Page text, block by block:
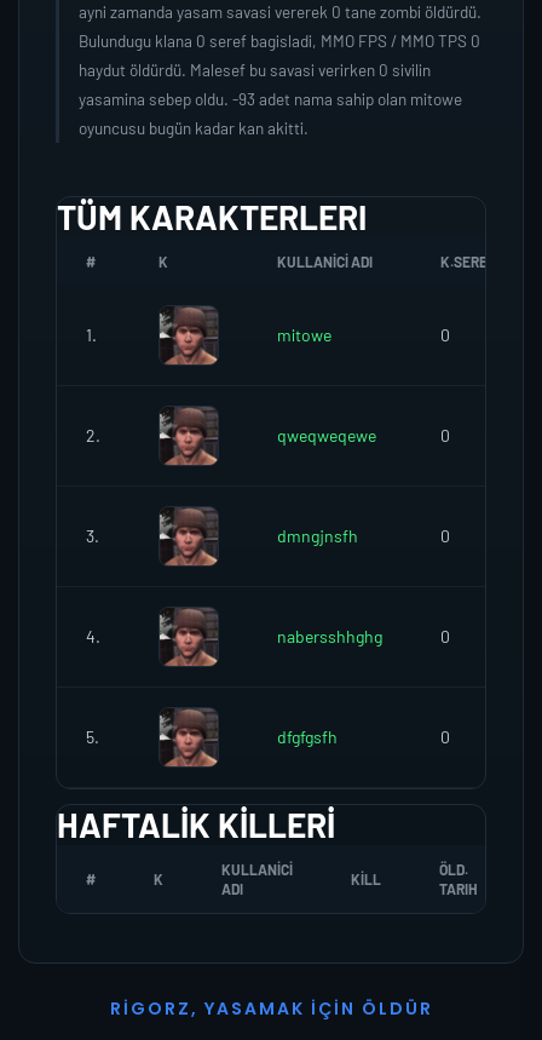
ayni zamanda yasam savasi vererek 0 tane zombi öldürdü.
Bulundugu klana 0 seref bagisladi, MMO FPS / MMO TPS 0
haydut öldürdü. Malesef bu savasi verirken 0 sivilin
yasamina sebep oldu. -93 adet nama sahip olan mitowe
oyuncusu bugün kadar kan akitti.
TÜM KARAKTERLERI
# K KULLANICI ADI K.SEREFI
1. mitowe 0
2. qweqweqewe 0
3. dmngjnsfh 0
4. nabersshhghg 0
5. dfgfgsfh 0
HAFTALIK KILLERI
# K
KULLANICI
ADI
KILL
ÖLD.
TARIH
R I G O R Z, YASAMAK İ ÇI N Ö L D Ü R